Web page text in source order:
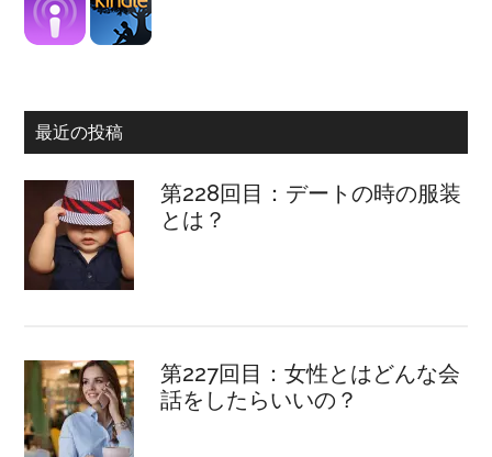
最近の投稿
第228回目：デートの時の服装
とは？
第227回目：女性とはどんな会
話をしたらいいの？